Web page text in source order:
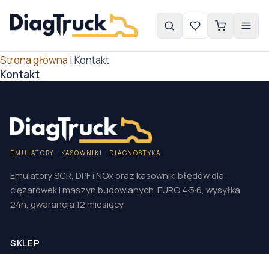
Strona główna | Kontakt
Kontakt
EMULATORY · KASOWNIKI · DIAGNOSTYKA
Emulatory SCR, DPF i NOx oraz kasowniki błędów dla
ciężarówek i maszyn budowlanych. EURO 4·5·6, wysyłka
24h, gwarancja 12 miesięcy.
SKLEP